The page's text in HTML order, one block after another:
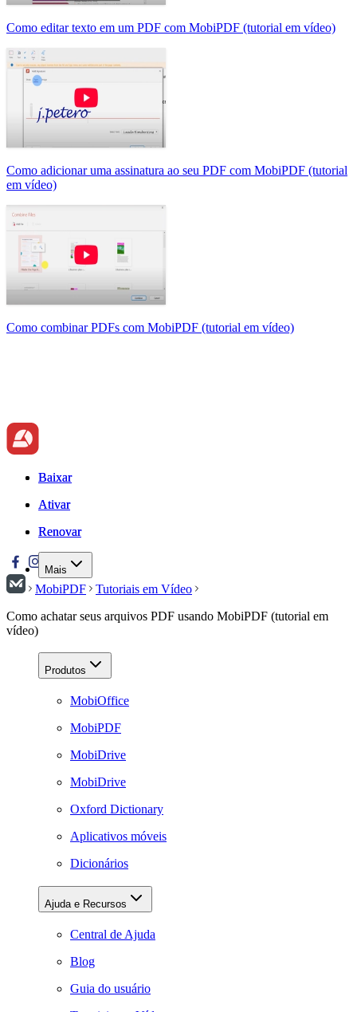
Como editar texto em um PDF com MobiPDF (tutorial em vídeo)
Como adicionar uma assinatura ao seu PDF com MobiPDF (tutorial
em vídeo)
Como combinar PDFs com MobiPDF (tutorial em vídeo)
Baixar
Ativar
Renovar
Mais
Baixar
Ativar
Renovar
MobiPDF
Tutoriais em Vídeo
Como achatar seus arquivos PDF usando MobiPDF (tutorial em
vídeo)
Produtos
MobiOffice
MobiPDF
MobiDrive
MobiDrive
Oxford Dictionary
Aplicativos móveis
Dicionários
Ajuda e Recursos
Central de Ajuda
Blog
Guia do usuário